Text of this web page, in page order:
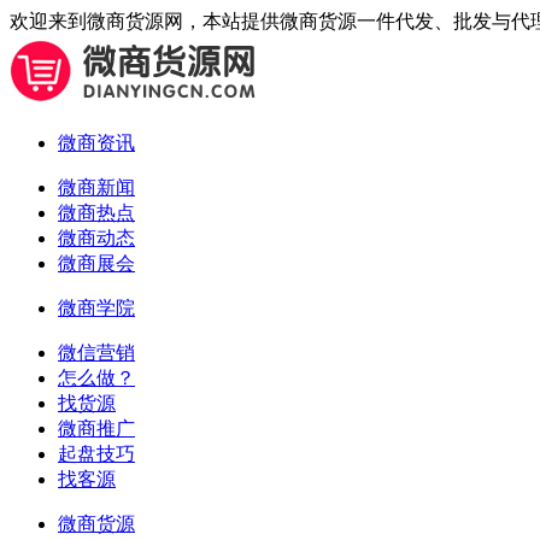
欢迎来到微商货源网，本站提供微商货源一件代发、批发与代
微商资讯
微商新闻
微商热点
微商动态
微商展会
微商学院
微信营销
怎么做？
找货源
微商推广
起盘技巧
找客源
微商货源